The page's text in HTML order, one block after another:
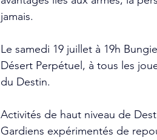
jamais.
Le samedi 19 juillet à 19h
Désert Perpétuel, à tous les
du Destin.
Activités de haut niveau de
Gardiens expérimentés de